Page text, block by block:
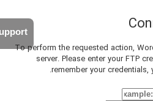
To perform the requested action,
server. Please enter your FTP
remember your